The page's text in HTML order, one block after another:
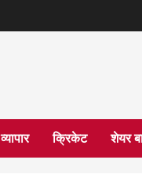
व्यापार क्रिकेट शेयर